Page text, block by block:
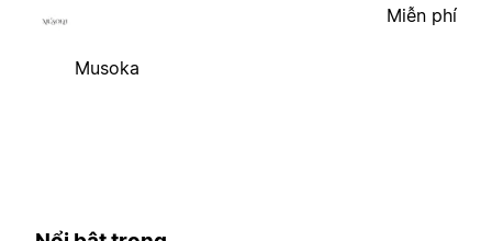
Musoka
Miễn phí